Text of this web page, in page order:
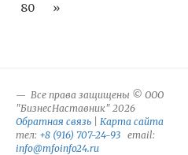
80
»
Все права защищены © ООО
"БизнесНаставник" 2026
Обратная связь
Карта сайта
тел: +8 (916) 707-24-93 email:
info@mfoinfo24.ru